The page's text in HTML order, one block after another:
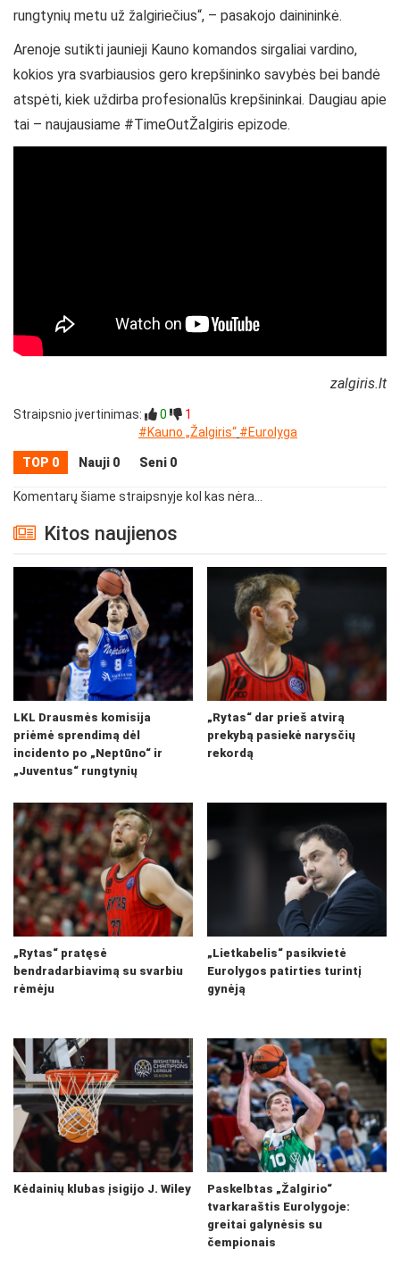
rungtynių metu už žalgiriečius“, – pasakojo dainininkė.
Arenoje sutikti jaunieji Kauno komandos sirgaliai vardino,
kokios yra svarbiausios gero krepšininko savybės bei bandė
atspėti, kiek uždirba profesionalūs krepšininkai. Daugiau apie
tai – naujausiame #TimeOutŽalgiris epizode.
zalgiris.lt
Straipsnio įvertinimas: 0
1
#Kauno „Žalgiris“ #Eurolyga
TOP 0 Nauji 0 Seni 0
Komentarų šiame straipsnyje kol kas nėra...
Kitos naujienos
LKL Drausmės komisija
priėmė sprendimą dėl
incidento po „Neptūno“ ir
„Juventus“ rungtynių
„Rytas“ dar prieš atvirą
prekybą pasiekė narysčių
rekordą
„Rytas“ pratęsė
bendradarbiavimą su svarbiu
rėmėju
„Lietkabelis“ pasikvietė
Eurolygos patirties turintį
gynėją
Kėdainių klubas įsigijo J. Wiley
Paskelbtas „Žalgirio“
tvarkaraštis Eurolygoje:
greitai galynėsis su
čempionais